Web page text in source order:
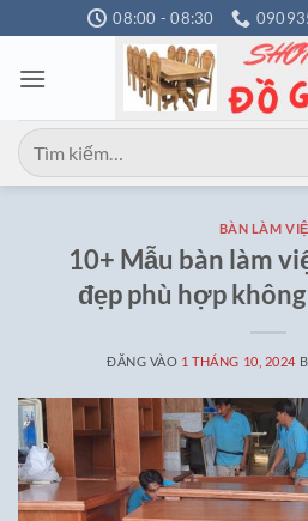
qua
nội
08:00 - 08:30
Tìm
kiếm:
BÀN LÀM
10+ Mẫu bàn làm
đẹp phù hợp
ĐĂNG VÀO 1 THÁNG 10, 2024